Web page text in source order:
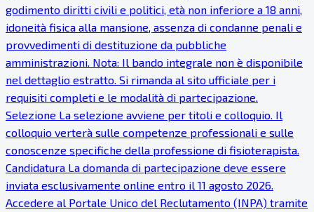
godimento diritti civili e politici, età non inferiore a 18 anni,
idoneità fisica alla mansione, assenza di condanne penali e
provvedimenti di destituzione da pubbliche
amministrazioni. Nota: Il bando integrale non è disponibile
nel dettaglio estratto. Si rimanda al sito ufficiale per i
requisiti completi e le modalità di partecipazione.
Selezione La selezione avviene per titoli e colloquio. Il
colloquio verterà sulle competenze professionali e sulle
conoscenze specifiche della professione di fisioterapista.
Candidatura La domanda di partecipazione deve essere
inviata esclusivamente online entro il 11 agosto 2026.
Accedere al Portale Unico del Reclutamento (INPA) tramite